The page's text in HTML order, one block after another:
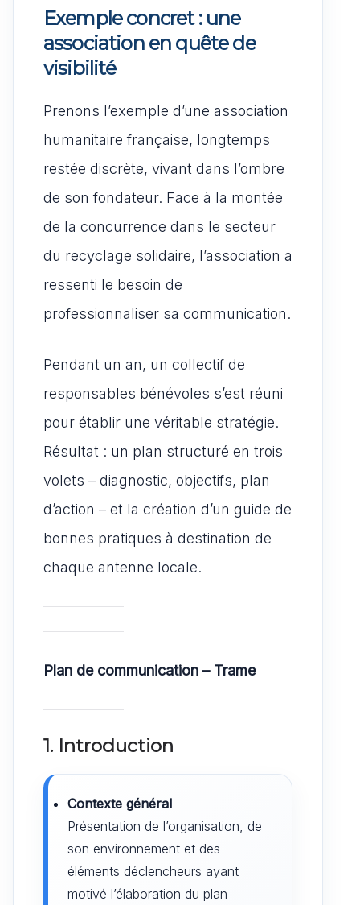
Exemple concret : une
association en quête de
visibilité
Prenons l’exemple d’une association
humanitaire française, longtemps
restée discrète, vivant dans l’ombre
de son fondateur. Face à la montée
de la concurrence dans le secteur
du recyclage solidaire, l’association a
ressenti le besoin de
professionnaliser sa communication.
Pendant un an, un collectif de
responsables bénévoles s’est réuni
pour établir une véritable stratégie.
Résultat : un plan structuré en trois
volets – diagnostic, objectifs, plan
d’action – et la création d’un guide de
bonnes pratiques à destination de
chaque antenne locale.
Plan de communication – Trame
1. Introduction
Contexte général
Présentation de l’organisation, de
son environnement et des
éléments déclencheurs ayant
motivé l’élaboration du plan